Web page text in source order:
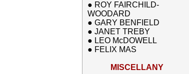
● ROY FAIRCHILD-
WOODARD
● GARY BENFIELD
● JANET TREBY
● LEO McDOWELL
● FELIX MAS
MISCELLANY